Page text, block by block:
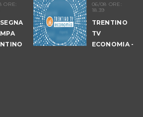
ORE:
06/08 ORE:
18.39
TRENTINO
TV
ECONOMIA -